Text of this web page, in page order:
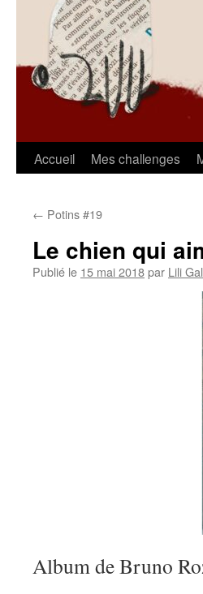
Aller
contenu
Accueil Mes challenges
← Potins #19
Le chien qui
Publié le 15 mai 2018par Lili
Album de Bruno